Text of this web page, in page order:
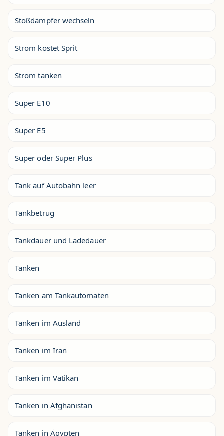
Stoßdämpfer wechseln
Strom kostet Sprit
Strom tanken
Super E10
Super E5
Super oder Super Plus
Tank auf Autobahn leer
Tankbetrug
Tankdauer und Ladedauer
Tanken
Tanken am Tankautomaten
Tanken im Ausland
Tanken im Iran
Tanken im Vatikan
Tanken in Afghanistan
Tanken in Ägypten